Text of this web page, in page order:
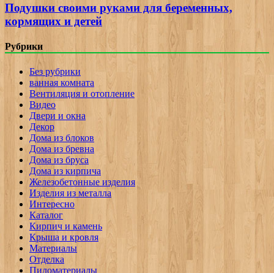
Подушки своими руками для беременных,
кормящих и детей
Рубрики
Без рубрики
ванная комната
Вентиляция и отопление
Видео
Двери и окна
Декор
Дома из блоков
Дома из бревна
Дома из бруса
Дома из кирпича
Железобетонные изделия
Изделия из металла
Интересно
Каталог
Кирпич и камень
Крыша и кровля
Материалы
Отделка
Пиломатериалы